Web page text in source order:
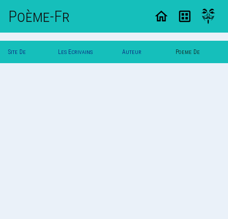
Poème-Fr
Site De Les Ecrivains Auteur Poeme De